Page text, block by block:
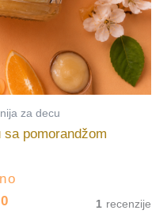
za decu
sa pomorandžom
1